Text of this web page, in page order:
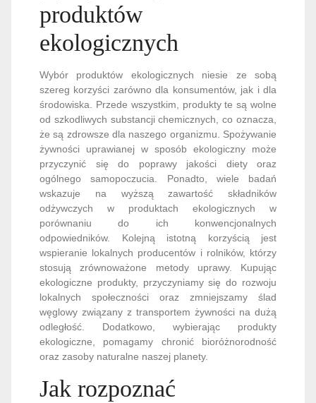
produktów
ekologicznych
Wybór produktów ekologicznych niesie ze sobą
szereg korzyści zarówno dla konsumentów, jak i dla
środowiska. Przede wszystkim, produkty te są wolne
od szkodliwych substancji chemicznych, co oznacza,
że są zdrowsze dla naszego organizmu. Spożywanie
żywności uprawianej w sposób ekologiczny może
przyczynić się do poprawy jakości diety oraz
ogólnego samopoczucia. Ponadto, wiele badań
wskazuje na wyższą zawartość składników
odżywczych w produktach ekologicznych w
porównaniu do ich konwencjonalnych
odpowiedników. Kolejną istotną korzyścią jest
wspieranie lokalnych producentów i rolników, którzy
stosują zrównoważone metody uprawy. Kupując
ekologiczne produkty, przyczyniamy się do rozwoju
lokalnych społeczności oraz zmniejszamy ślad
węglowy związany z transportem żywności na dużą
odległość. Dodatkowo, wybierając produkty
ekologiczne, pomagamy chronić bioróżnorodność
oraz zasoby naturalne naszej planety.
Jak rozpoznać